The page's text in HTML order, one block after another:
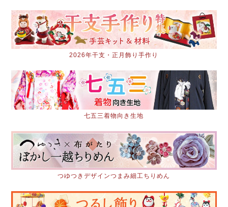
2026年干支・正月飾り手作り
七五三着物向き生地
つゆつきデザインつまみ細工ちりめん